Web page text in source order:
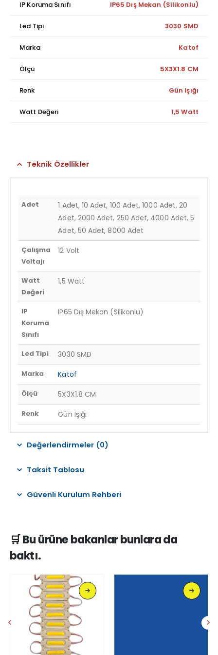
IP Koruma Sınıfı IP65 Dış Mekan (Silikonlu)
Led Tipi 3030 SMD
Marka Katof
Ölçü 5X3X1.8 CM
Renk Gün Işığı
Watt Değeri 1,5 Watt
Teknik Özellikler
Adet
1 Adet, 10 Adet, 100 Adet, 1000 Adet, 20
Adet, 2000 Adet, 250 Adet, 4000 Adet, 5
Adet, 50 Adet, 8000 Adet
Çalışma
Voltajı
12 Volt
Watt
Değeri
1,5 Watt
IP
Koruma
Sınıfı
IP65 Dış Mekan (Silikonlu)
Led Tipi 3030 SMD
Marka Katof
Ölçü 5X3X1.8 CM
Renk Gün Işığı
Değerlendirmeler (0)
Taksit Tablosu
Güvenli Kurulum Rehberi
🛒 Bu ürüne bakanlar bunlara da
baktı.